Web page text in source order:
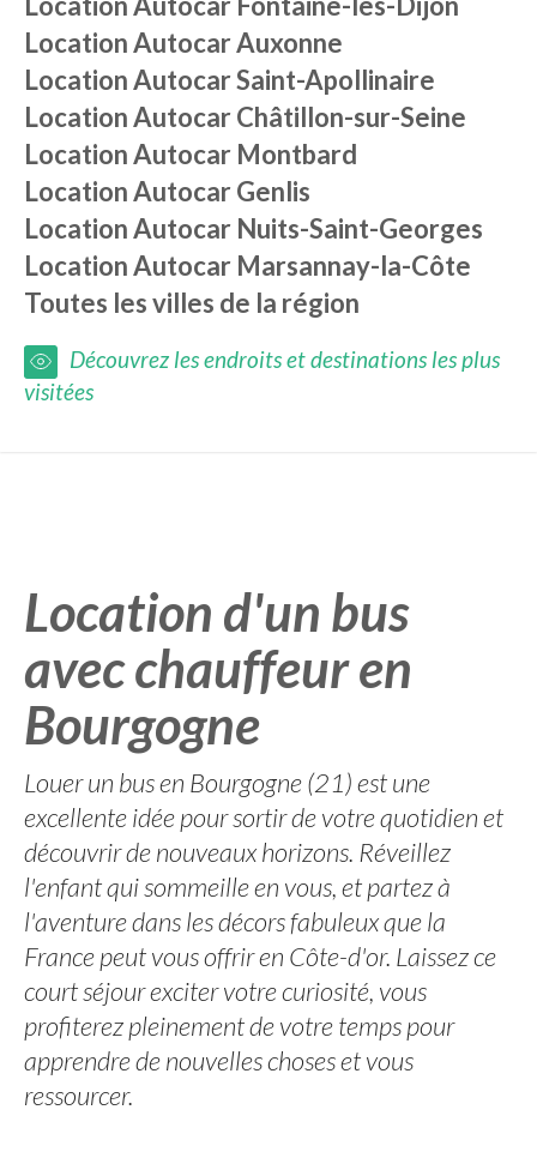
Location Autocar Auxonne
Location Autocar Saint-Apollinaire
Location Autocar Châtillon-sur-Seine
Location Autocar Montbard
Location Autocar Genlis
Location Autocar Nuits-Saint-Georges
Location Autocar Marsannay-la-Côte
Toutes les villes de la région
Découvrez les endroits et destinations les plus
visitées
Location d'un bus
avec chauffeur en
Bourgogne
Louer un bus en Bourgogne (21) est une
excellente idée pour sortir de votre quotidien et
découvrir de nouveaux horizons. Réveillez
l'enfant qui sommeille en vous, et partez à
l'aventure dans les décors fabuleux que la
France peut vous offrir en Côte-d'or. Laissez ce
court séjour exciter votre curiosité, vous
profiterez pleinement de votre temps pour
apprendre de nouvelles choses et vous
ressourcer.